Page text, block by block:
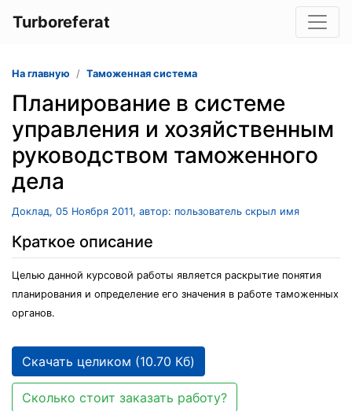
Turboreferat
На главную Таможенная система
Планирование в системе
управления и хозяйственным
руководством таможенного
дела
Доклад, 05 Ноября 2011, автор: пользователь скрыл имя
Краткое описание
Целью данной курсовой работы является раскрытие понятия
планирования и определение его значения в работе таможенных
органов.
Скачать целиком (10.70 Кб)
Сколько стоит заказать работу?